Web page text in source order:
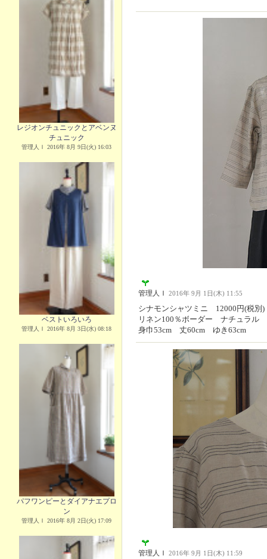
レジオンチュニックとアベンヌ
チュニック
管理人Ｉ 2016年 8月 9日(火) 16:03
ベストいろいろ
管理人Ｉ 2016年 8月 3日(水) 08:18
パフワンピーとダイアナエプロ
ン
管理人Ｉ 2016年 8月 2日(火) 17:09
管理人Ｉ 2016年 9月 1日(木) 11:55
シナモンシャツミニ 12000円(税別)
リネン100％ボーダー ナチュラル
身巾53cm 丈60cm ゆき63cm
管理人Ｉ 2016年 9月 1日(木) 11:59